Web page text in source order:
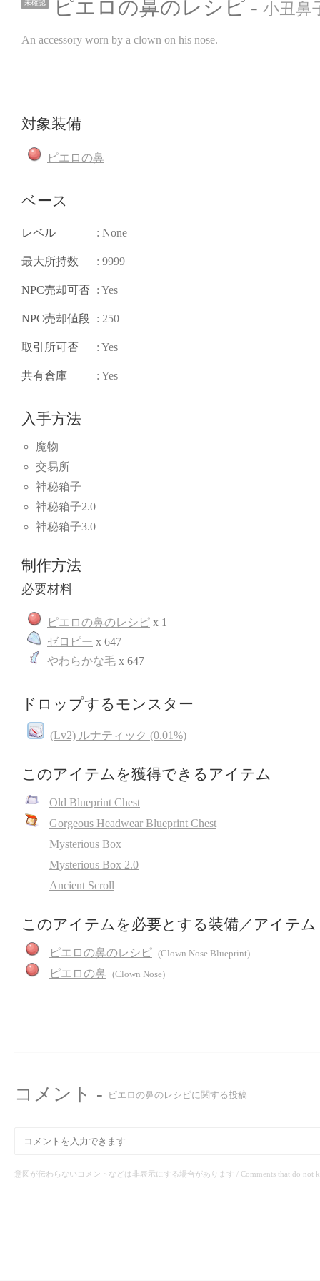
未確認 ピエロの鼻のレシピ - 小丑鼻
An accessory worn by a clown on his nose.
対象装備
ピエロの鼻
ベース
レベル : None
最大所持数 : 9999
NPC売却可否 : Yes
NPC売却値段 : 250
取引所可否 : Yes
共有倉庫 : Yes
入手方法
魔物
交易所
神秘箱子
神秘箱子2.0
神秘箱子3.0
制作方法
必要材料
ピエロの鼻のレシピ x 1
ゼロピー x 647
やわらかな毛 x 647
ドロップするモンスター
(Lv2) ルナティック (0.01%)
このアイテムを獲得できるアイテム
Old Blueprint Chest
Gorgeous Headwear Blueprint Chest
Mysterious Box
Mysterious Box 2.0
Ancient Scroll
このアイテムを必要とする装備／アイテム
ピエロの鼻のレシピ (Clown Nose Blueprint)
ピエロの鼻 (Clown Nose)
コメント - ピエロの鼻のレシピに関する投稿
意図が伝わらないコメントなどは非表示にする場合があります / Comments that do not